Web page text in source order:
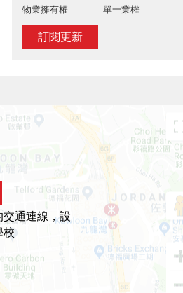
物業擁有權
單一業權
訂閱更新
通連線，設
校